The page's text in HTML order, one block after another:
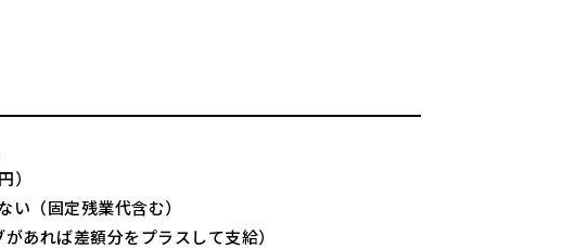
）
（固定残業代含む）
あれば差額分をプラスして支給）